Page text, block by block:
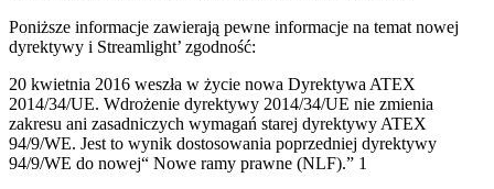
Poniższe informacje zawierają pewne informacje na temat nowej
dyrektywy i Streamlight’ zgodność:
20 kwietnia 2016 weszła w życie nowa Dyrektywa ATEX
2014/34/UE. Wdrożenie dyrektywy 2014/34/UE nie zmienia
zakresu ani zasadniczych wymagań starej dyrektywy ATEX
94/9/WE. Jest to wynik dostosowania poprzedniej dyrektywy
94/9/WE do nowej“ Nowe ramy prawne (NLF).” 1